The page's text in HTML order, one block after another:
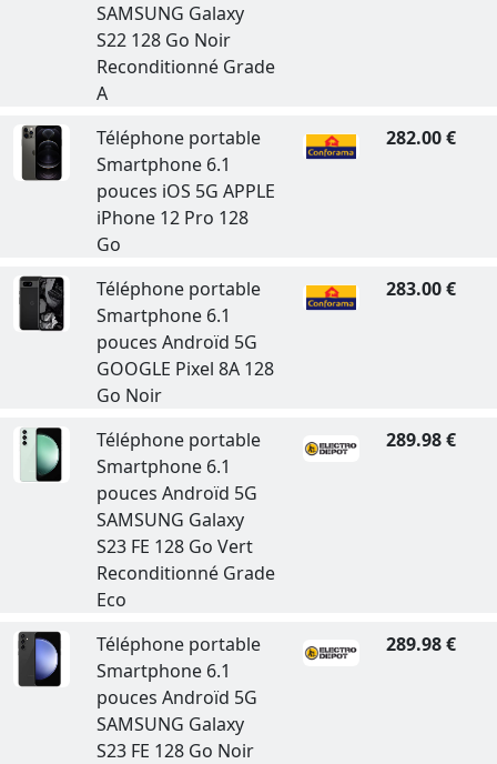
SAMSUNG Galaxy
S22 128 Go Noir
Reconditionné Grade
A
Téléphone portable
Smartphone 6.1
pouces iOS 5G APPLE
iPhone 12 Pro 128
Go
282.00 €
Téléphone portable
Smartphone 6.1
pouces Androïd 5G
GOOGLE Pixel 8A 128
Go Noir
283.00 €
Téléphone portable
Smartphone 6.1
pouces Androïd 5G
SAMSUNG Galaxy
S23 FE 128 Go Vert
Reconditionné Grade
Eco
289.98 €
Téléphone portable
Smartphone 6.1
pouces Androïd 5G
SAMSUNG Galaxy
S23 FE 128 Go Noir
289.98 €